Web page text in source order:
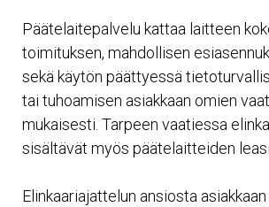
Päätelaitepalvelu kattaa laitteen
toimituksen, mahdollisen
sekä käytön päättyessä
tai tuhoamisen asiakkaan omien
mukaisesti. Tarpeen vaatiessa
sisältävät myös päätelaitteiden
Elinkaariajattelun ansiosta